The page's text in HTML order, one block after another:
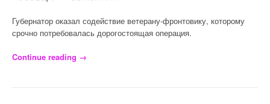
Губернатор оказал содействие ветерану-фронтовику, которому
срочно потребовалась дорогостоящая операция.
Continue reading «Типичный Чугуев»
→